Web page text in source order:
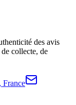
des avis
collecte, de
France